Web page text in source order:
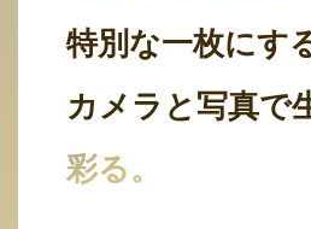
特別な一枚にす
カメラと写真で
彩る。